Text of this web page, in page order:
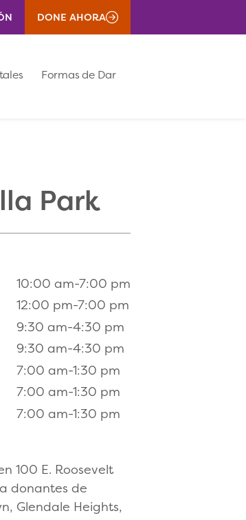
DONE AHORA
Formas de Dar
Park
10:00 am-7:00 pm
12:00 pm-7:00 pm
9:30 am-4:30 pm
9:30 am-4:30 pm
7:00 am-1:30 pm
7:00 am-1:30 pm
7:00 am-1:30 pm
100 E. Roosevelt
donantes de
Glendale Heights,